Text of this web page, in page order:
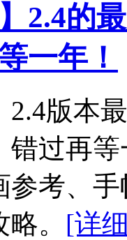
2.4的
一年！
2.4版本
过再等
参考、
。 [详